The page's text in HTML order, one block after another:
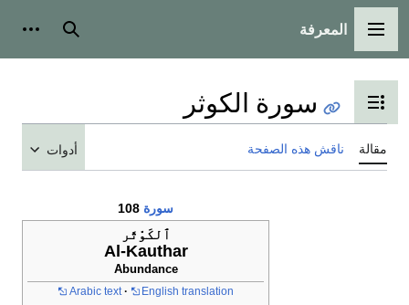
القائمة الرئيسية
المعرفة بحث
تبديل عرض جدول المحتويات
سورة الكوثر
مقالة ناقش هذه الصفحة أدوات
سورة
ٱلكَوْثَر
Al-Kauthar
Abundance
Arabic text English translation